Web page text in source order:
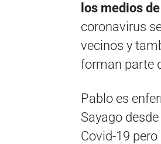
los medios
coronavirus
vecinos y
forman parte
Pablo es
Sayago
Covid-19